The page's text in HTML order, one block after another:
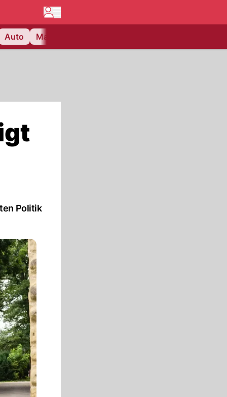
Auto Matchcenter
Politik